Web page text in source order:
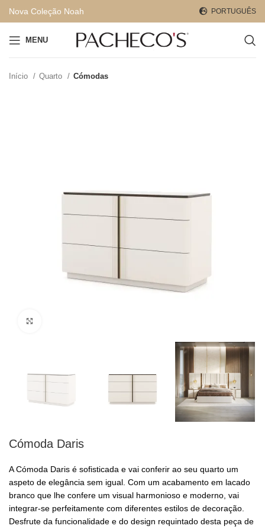
Nova Coleção Noah PORTUGUÊS
MENU
Início Quarto Cómodas
Cómoda Daris
A Cómoda Daris é sofisticada e vai conferir ao seu quarto um
aspeto de elegância sem igual. Com um acabamento em lacado
branco que lhe confere um visual harmonioso e moderno, vai
integrar-se perfeitamente com diferentes estilos de decoração.
Desfrute da funcionalidade e do design requintado desta peça de